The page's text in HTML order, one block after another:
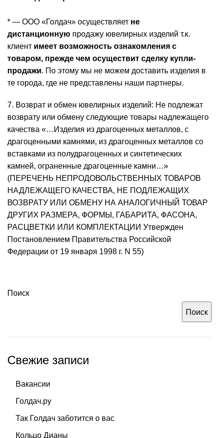
* — ООО «Голдач» осуществляет не
дистанционную продажу ювелирных изделий т.к.
клиент имеет возможность ознакомления с
товаром, прежде чем осуществит сделку купли-
продажи. По этому мы не можем доставить изделия в
те города, где не представлены наши партнеры.
7. Возврат и обмен ювелирных изделий: Не подлежат
возврату или обмену следующие товары надлежащего
качества «…Изделия из драгоценных металлов, с
драгоценными камнями, из драгоценных металлов со
вставками из полудрагоценных и синтетических
камней, ограненные драгоценные камни…»
(ПЕРЕЧЕНЬ НЕПРОДОВОЛЬСТВЕННЫХ ТОВАРОВ
НАДЛЕЖАЩЕГО КАЧЕСТВА, НЕ ПОДЛЕЖАЩИХ
ВОЗВРАТУ ИЛИ ОБМЕНУ НА АНАЛОГИЧНЫЙ ТОВАР
ДРУГИХ РАЗМЕРА, ФОРМЫ, ГАБАРИТА, ФАСОНА,
РАСЦВЕТКИ ИЛИ КОМПЛЕКТАЦИИ Утвержден
Постановлением Правительства Российской
Федерации от 19 января 1998 г. N 55)
Поиск
Поиск
Свежие записи
Вакансии
Голдач.ру
Так Голдач заботится о вас
Кольцо Дианы